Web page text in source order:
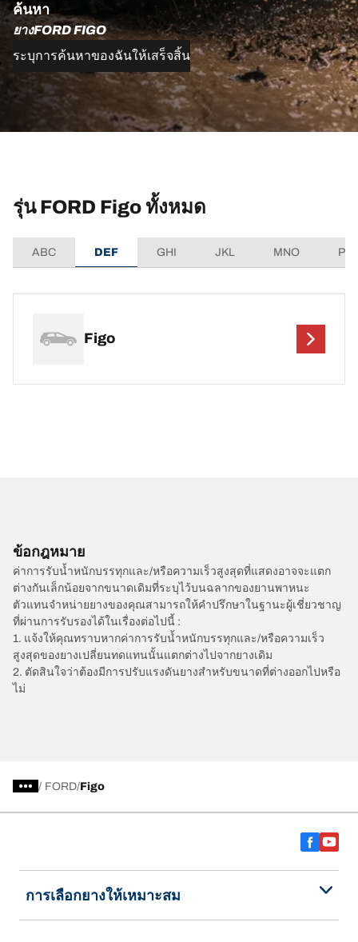
ค้นหา
ยางFORD FIGO
ระบุการค้นหาของฉันให้เสร็จสิ้น
รุ่น FORD Figo ทั้งหมด
ABC DEF GHI JKL MNO
Figo
ข้อกฎหมาย
ค่าการรับน้ำหนักบรรทุกและ/หรือความเร็วสูงสุดที่แสดงอาจจะแตก
ต่างกันเล็กน้อยจากขนาดเดิมที่ระบุไว้บนฉลากของยานพาหนะ
ตัวแทนจำหน่ายยางของคุณสามารถให้คำปรึกษาในฐานะผู้เชี่ยวชาญ
ที่ผ่านการรับรองได้ในเรื่องต่อไปนี้ :
1. แจ้งให้คุณทราบหากค่าการรับน้ำหนักบรรทุกและ/หรือความเร็ว
สูงสุดของยางเปลี่ยนทดแทนนั้นแตกต่างไปจากยางเดิม
2. ตัดสินใจว่าต้องมีการปรับแรงดันยางสำหรับขนาดที่ต่างออกไปหรือ
ไม่
/ FORD Figo
การเลือกยางให้เหมาะสม